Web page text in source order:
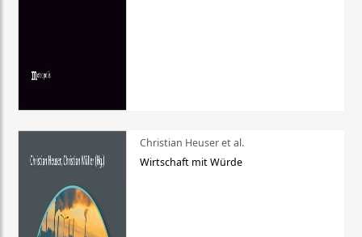
Christian Heuser et al.
Wirtschaft mit Würde